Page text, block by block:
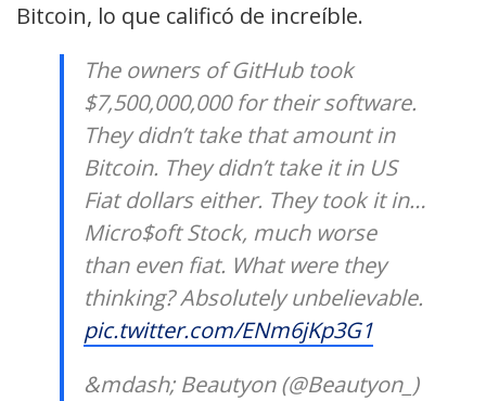
Bitcoin, lo que calificó de increíble.
The owners of GitHub took
$7,500,000,000 for their software.
They didn’t take that amount in
Bitcoin. They didn’t take it in US
Fiat dollars either. They took it in…
Micro$oft Stock, much worse
than even fiat. What were they
thinking? Absolutely unbelievable.
pic.twitter.com/ENm6jKp3G1
&mdash; Beautyon (@Beautyon_)